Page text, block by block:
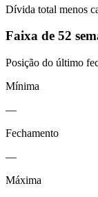
Dívida total menos
Faixa de 52
Posição do último
Mínima
—
Fechamento
—
Máxima